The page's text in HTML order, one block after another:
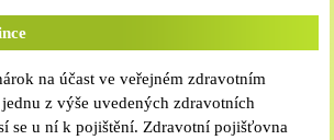
na účast ve veřejném zdravotním
z výše uvedených zdravotních
se u ní k pojištění. Zdravotní pojišťovna